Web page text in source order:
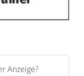
Anzeige?